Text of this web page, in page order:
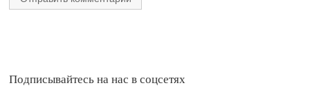
Подписывайтесь на нас в соцсетях